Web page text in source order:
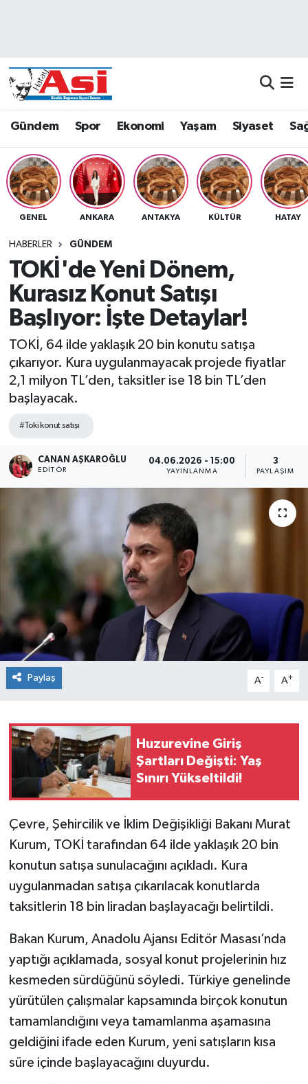
Gündem Spor Ekonomi Yaşam Siyaset
GENEL ANKARA ANTAKYA KÜLTÜR HATAY
HABERLER GÜNDEM
TOKİ'de Yeni Dönem,
Kurasız Konut Satışı
Başlıyor: İşte Detaylar!
TOKİ, 64 ilde yaklaşık 20 bin konutu satışa
çıkarıyor. Kura uygulanmayacak projede fiyatlar
2,1 milyon TL’den, taksitler ise 18 bin TL’den
başlayacak.
#Toki konut satışı
CANAN AŞKAROĞLU
EDITÖR
04.06.2026 - 15:00
YAYINLANMA
3
PAYLAŞIM
Paylaş A- A+
Huzurevine Giriş
Şartları Değişti: Yaş
Sınırı Yükseltildi!
Çevre, Şehircilik ve İklim Değişikliği Bakanı Murat
Kurum, TOKİ tarafından 64 ilde yaklaşık 20 bin
konutun satışa sunulacağını açıkladı. Kura
uygulanmadan satışa çıkarılacak konutlarda
taksitlerin 18 bin liradan başlayacağı belirtildi.
Bakan Kurum, Anadolu Ajansı Editör Masası’nda
yaptığı açıklamada, sosyal konut projelerinin hız
kesmeden sürdüğünü söyledi. Türkiye genelinde
yürütülen çalışmalar kapsamında birçok konutun
tamamlandığını veya tamamlanma aşamasına
geldiğini ifade eden Kurum, yeni satışların kısa
süre içinde başlayacağını duyurdu.
Dünya
Eğitim
Ekonomi
Gündem
Sağlık
Siyaset
Spor
Teknoloji
Yaşam
Hava Durumu
Namaz Vakitleri
Trafik Durumu
Süper Lig Puan Durumu ve Fikstür
Son Dakika Haberleri
Haber Arşivi